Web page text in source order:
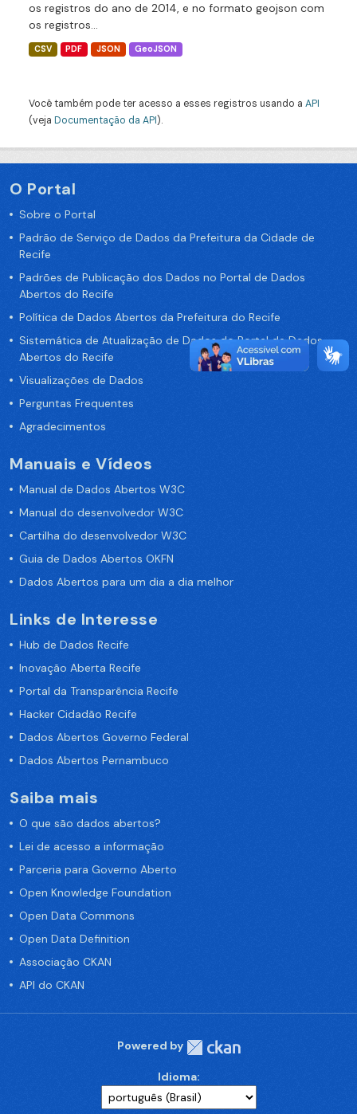
os registros do ano de 2014, e no formato geojson com
os registros...
CSV PDF JSON GeoJSON
Você também pode ter acesso a esses registros usando a API
(veja Documentação da API).
O Portal
Sobre o Portal
Padrão de Serviço de Dados da Prefeitura da Cidade de
Recife
Padrões de Publicação dos Dados no Portal de Dados
Abertos do Recife
Política de Dados Abertos da Prefeitura do Recife
Sistemática de Atualização de Dados do Portal de Dados
Abertos do Recife
Visualizações de Dados
Perguntas Frequentes
Agradecimentos
Manuais e Vídeos
Manual de Dados Abertos W3C
Manual do desenvolvedor W3C
Cartilha do desenvolvedor W3C
Guia de Dados Abertos OKFN
Dados Abertos para um dia a dia melhor
Links de Interesse
Hub de Dados Recife
Inovação Aberta Recife
Portal da Transparência Recife
Hacker Cidadão Recife
Dados Abertos Governo Federal
Dados Abertos Pernambuco
Saiba mais
O que são dados abertos?
Lei de acesso a informação
Parceria para Governo Aberto
Open Knowledge Foundation
Open Data Commons
Open Data Definition
Associação CKAN
API do CKAN
Powered by
Idioma